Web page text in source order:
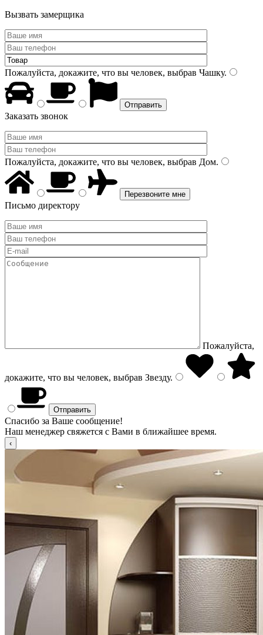
Вызвать замерщика
Пожалуйста, докажите, что вы человек, выбрав Чашку.
Заказать звонок
Пожалуйста, докажите, что вы человек, выбрав Дом.
Письмо директору
Пожалуйста,
докажите, что вы человек, выбрав Звезду.
Спасибо за Ваше сообщение!
Наш менеджер свяжется с Вами в ближайшее время.